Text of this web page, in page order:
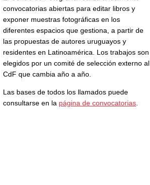
convocatorias abiertas para editar libros y
exponer muestras fotográficas en los
diferentes espacios que gestiona, a partir de
las propuestas de autores uruguayos y
residentes en Latinoamérica. Los trabajos son
elegidos por un comité de selección externo al
CdF que cambia año a año.
Las bases de todos los llamados puede
consultarse en la página de convocatorias